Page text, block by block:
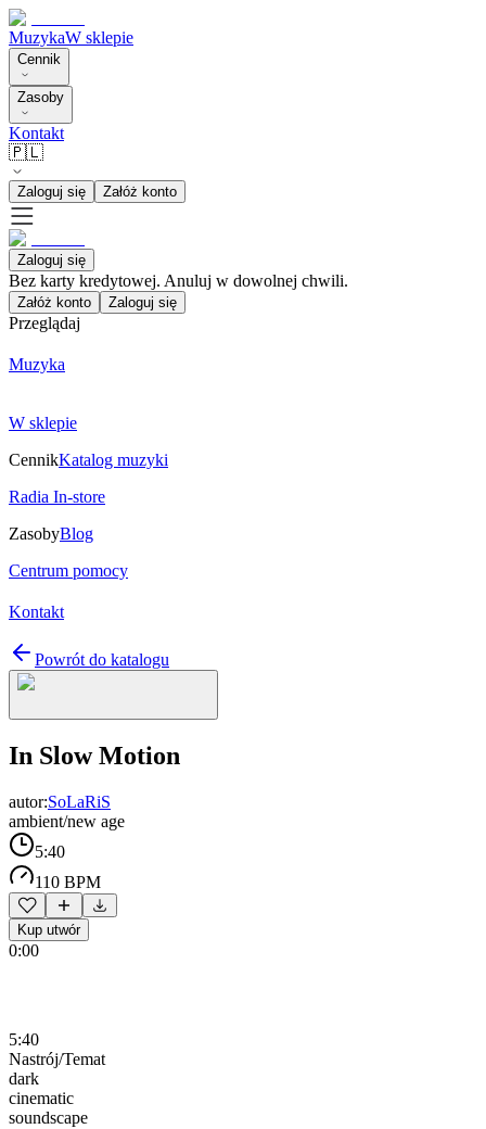
MuzykaW sklepie
Cennik
Zasoby
Kontakt
🇵🇱
Zaloguj się Załóż konto
Zaloguj się
Bez karty kredytowej. Anuluj w dowolnej chwili.
Załóż konto Zaloguj się
Przeglądaj
Muzyka
W sklepie
CennikKatalog muzyki
Radia In-store
ZasobyBlog
Centrum pomocy
Kontakt
Powrót do katalogu
In Slow Motion
autor:SoLaRiS
ambient/new age
5:40
110 BPM
Kup utwór
0:00
5:40
Nastrój/Temat
dark
cinematic
soundscape